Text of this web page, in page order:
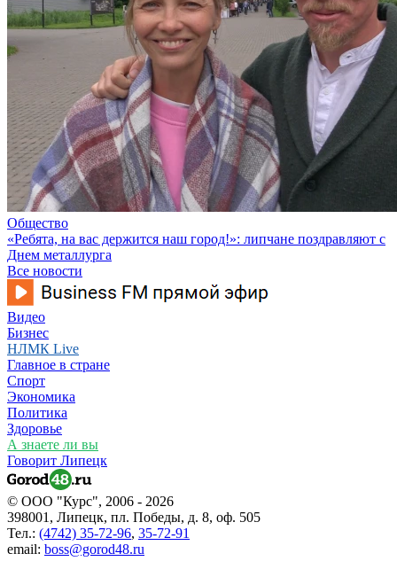
Общество
«Ребята, на вас держится наш город!»: липчане поздравляют с
Днем металлурга
Все новости
Видео
Бизнес
НЛМК Live
Главное в стране
Спорт
Экономика
Политика
Здоровье
А знаете ли вы
Говорит Липецк
© ООО "Курс", 2006 - 2026
398001, Липецк, пл. Победы, д. 8, оф. 505
Тел.: (4742) 35-72-96, 35-72-91
email: boss@gorod48.ru